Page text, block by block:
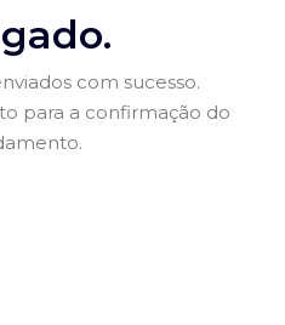
com sucesso.
para a confirmação do